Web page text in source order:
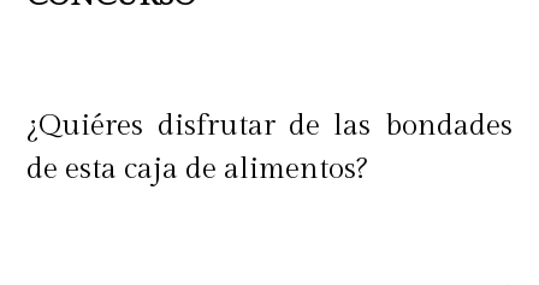
¿Quiéres disfrutar de las bondades
de esta caja de alimentos?